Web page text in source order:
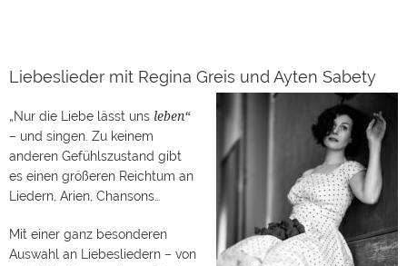
Liebeslieder mit Regina Greis und Ayten Sabety
„Nur die Liebe lässt uns leben“
– und singen. Zu keinem
anderen Gefühlszustand gibt
es einen größeren Reichtum an
Liedern, Arien, Chansons…
Mit einer ganz besonderen
Auswahl an Liebesliedern – von